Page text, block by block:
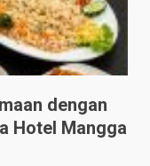
dengan
Hotel Mangga